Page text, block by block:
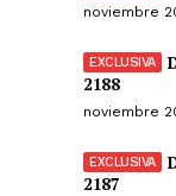
noviembre
2188
noviembre
2187